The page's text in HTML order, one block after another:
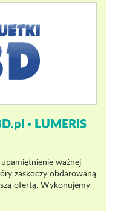
• LUMERIS
ważnej
zaskoczy obdarowaną
ofertą. Wykonujemy